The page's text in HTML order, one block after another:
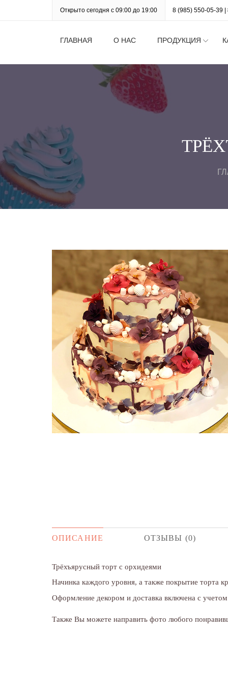
Открыто сегодня с 09:00 до 19:00 8 (985) 550-05-39
ГЛАВНАЯ О НАС ПРОДУКЦИЯ
ОПИСАНИЕ ОТЗЫВЫ (0)
Трёхъярусный торт с орхидеями
Начинка каждого уровня, а также покрытие торта
Оформление декором и доставка включена с учетом
Также Вы можете направить фото любого